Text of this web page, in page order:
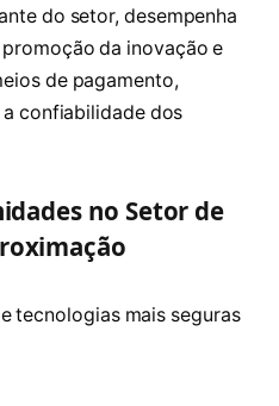
do setor, desempenha
da inovação e
de pagamento,
confiabilidade dos
no Setor de
tecnologias mais seguras